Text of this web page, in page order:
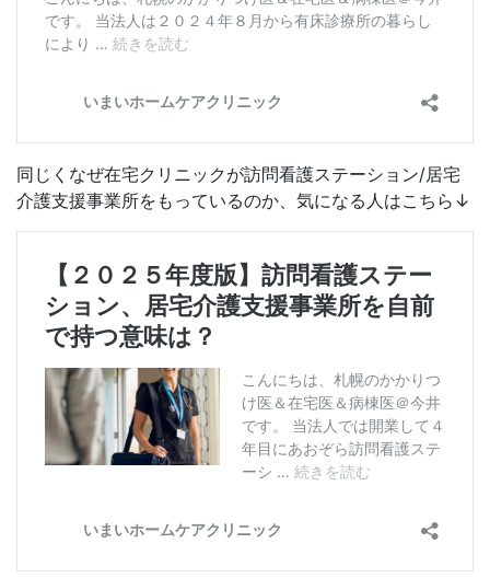
同じくなぜ在宅クリニックが訪問看護ステーション/居宅
介護支援事業所をもっているのか、気になる人はこちら↓